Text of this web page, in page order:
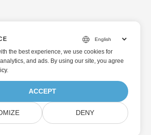
the best experience, we use cookies for
and ads. By using our site, you agree
.
ACCEPT
DENY